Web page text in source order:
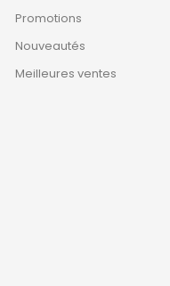
Promotions
Nouveautés
Meilleures ventes